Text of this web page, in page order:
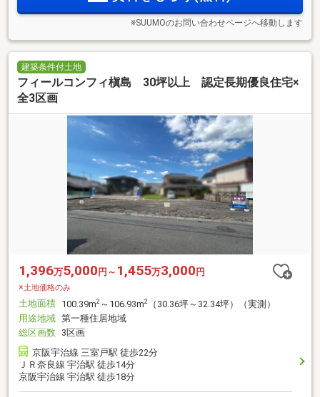
※SUUMOのお問い合わせページへ移動します
建築条件付土地
フィールコンフィ槇島 30坪以上 認定長期優良住宅×
全3区画
1,396万5,000 円～ 1,455万3,000 円
※土地価格のみ
土地面積 100.39m2 ～106.93m2
（30.36坪～32.34坪）（実測）
用途地域 第一種住居地域
総区画数 3区画
京阪宇治線 三室戸駅 徒歩22分
ＪＲ奈良線 宇治駅 徒歩14分
京阪宇治線 宇治駅 徒歩18分